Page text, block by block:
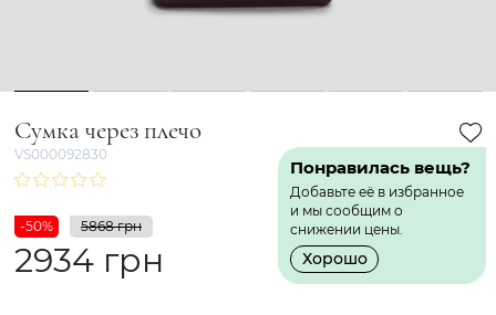
1 2 3 4 5 6
Сумка через плечо
VS000092830
Понравилась вещь?
Добавьте её в избранное
и мы сообщим о
снижении цены.
Хорошо
-50% 5868 грн
2934 грн